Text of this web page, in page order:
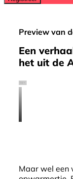
Preview van
Een
het uit de
Maar wel een